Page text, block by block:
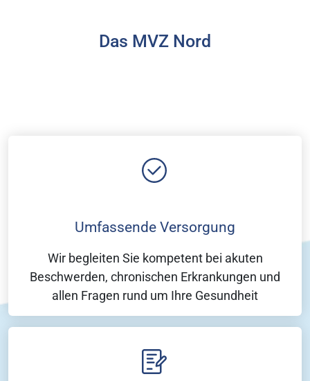
Das MVZ Nord
Umfassende Versorgung
Wir begleiten Sie kompetent bei akuten
Beschwerden, chronischen Erkrankungen und
allen Fragen rund um Ihre Gesundheit